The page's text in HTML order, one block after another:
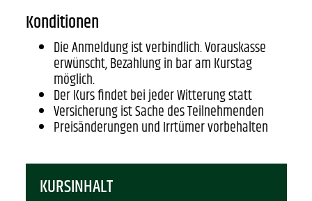
Konditionen
Die Anmeldung ist verbindlich. Vorauskasse
erwünscht, Bezahlung in bar am Kurstag
möglich.
Der Kurs findet bei jeder Witterung statt
Versicherung ist Sache des Teilnehmenden
Preisänderungen und Irrtümer vorbehalten
KURSINHALT